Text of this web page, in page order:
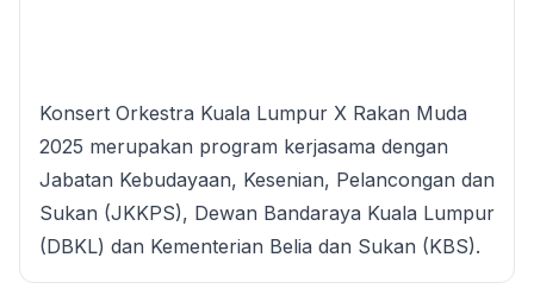
Konsert Orkestra Kuala Lumpur X Rakan Muda
2025 merupakan program kerjasama dengan
Jabatan Kebudayaan, Kesenian, Pelancongan dan
Sukan (JKKPS), Dewan Bandaraya Kuala Lumpur
(DBKL) dan Kementerian Belia dan Sukan (KBS).